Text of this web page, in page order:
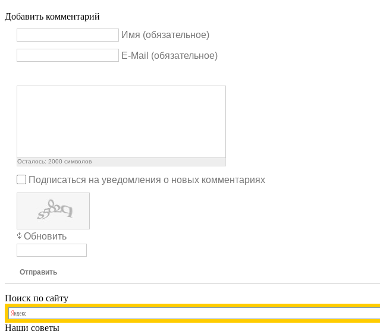
Добавить комментарий
Имя (обязательное)
E-Mail (обязательное)
Осталось: 2000 символов
Подписаться на уведомления о новых комментариях
Обновить
Отправить
Поиск по сайту
Наши советы